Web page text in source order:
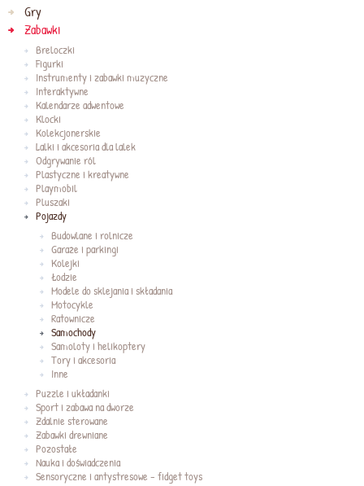
Gry
Zabawki
Breloczki
Figurki
Instrumenty i zabawki muzyczne
Interaktywne
Kalendarze adwentowe
Klocki
Kolekcjonerskie
Lalki i akcesoria dla lalek
Odgrywanie ról
Plastyczne i kreatywne
Playmobil
Pluszaki
Pojazdy
Budowlane i rolnicze
Garaże i parkingi
Kolejki
Łodzie
Modele do sklejania i składania
Motocykle
Ratownicze
Samochody
Samoloty i helikoptery
Tory i akcesoria
Inne
Puzzle i układanki
Sport i zabawa na dworze
Zdalnie sterowane
Zabawki drewniane
Pozostałe
Nauka i doświadczenia
Sensoryczne i antystresowe - fidget toys